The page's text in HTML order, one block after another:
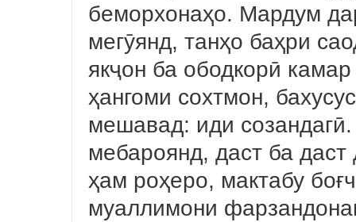
беморхонаҳо. Мардум
мегӯянд, танҳо баҳри
якҷон ба ободкорӣ
ҳангоми сохтмон,
мешавад: иди
мебароянд, даст ба
ҳам роҳеро, мактабу
муаллимони